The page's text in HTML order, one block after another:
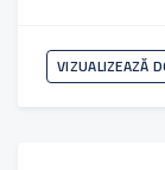
VIZUALIZEAZĂ